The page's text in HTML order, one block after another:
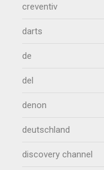
creventiv
darts
de
del
denon
deutschland
discovery channel